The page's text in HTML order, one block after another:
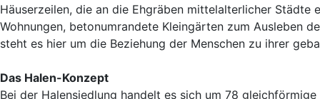
Häuserzeilen, die an die Ehgräben mittelalterlicher
Wohnungen, betonumrandete Kleingärten zum Ausleben
steht es hier um die Beziehung der Menschen zu ihrer
Das Halen-Konzept
Bei der Halensiedlung handelt es sich um 78